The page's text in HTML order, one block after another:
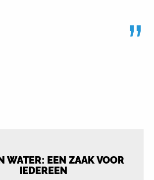
”
WATER: EEN ZAAK VOOR
IEDEREEN